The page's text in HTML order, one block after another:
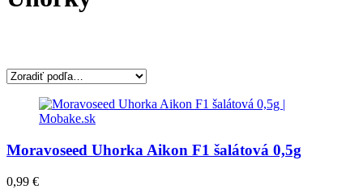
Moravoseed Uhorka Aikon F1 šalátová 0,5g
0,99 €